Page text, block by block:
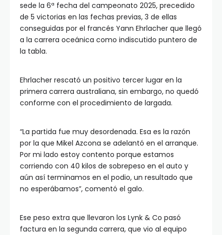
sede la 6ª fecha del campeonato 2025, precedido
de 5 victorias en las fechas previas, 3 de ellas
conseguidas por el francés Yann Ehrlacher que llegó
a la carrera oceánica como indiscutido puntero de
la tabla.
Ehrlacher rescató un positivo tercer lugar en la
primera carrera australiana, sin embargo, no quedó
conforme con el procedimiento de largada.
“La partida fue muy desordenada. Esa es la razón
por la que Mikel Azcona se adelantó en el arranque.
Por mi lado estoy contento porque estamos
corriendo con 40 kilos de sobrepeso en el auto y
aún así terminamos en el podio, un resultado que
no esperábamos”, comentó el galo.
Ese peso extra que llevaron los Lynk & Co pasó
factura en la segunda carrera, que vio al equipo